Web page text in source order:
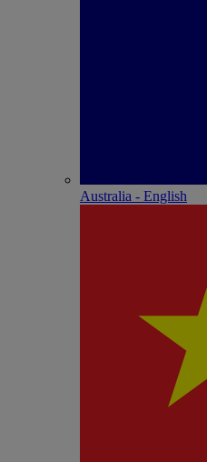
Australia - English